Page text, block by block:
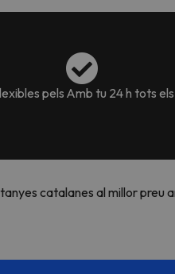
pels Amb tu 24 h tots
catalanes al millor preu